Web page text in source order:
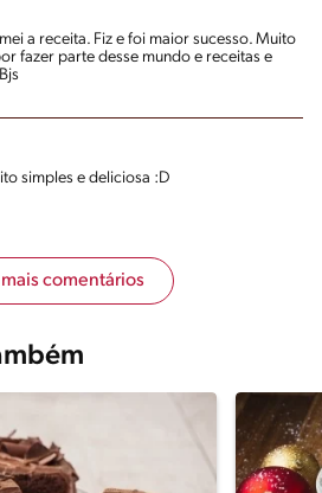
a receita. Fiz e foi maior sucesso. Muito
fazer parte desse mundo e receitas e
simples e deliciosa :D
comentários